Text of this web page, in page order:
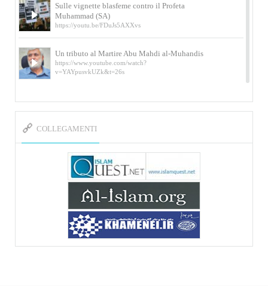
Sulle vignette blasfeme contro il Profeta
Muhammad (SA)
https://youtu.be/FDuJs5AXXvs
Un tributo al Martire Abu Mahdi al-Muhandis
https://www.youtube.com/watch?
v=YAYpusvkUZk&t=26s
L’Abluzione rituale (wudu) secondo l’Imam Alì
e l’Imam Khomeini
della figlia di un martire
https://www.youtube.com/watch?
v=-5nPSxbf9l0&t=103s
Sheykh Abbas Di Palma sui martiri Qassem
Soleimani e Abu Mahdi Al-Muhandis
https://youtu.be/Y6SIP2PIht4 Video del discorso tenuto
dallo Sheykh Abbas Di Palma in ...
COLLEGAMENTI